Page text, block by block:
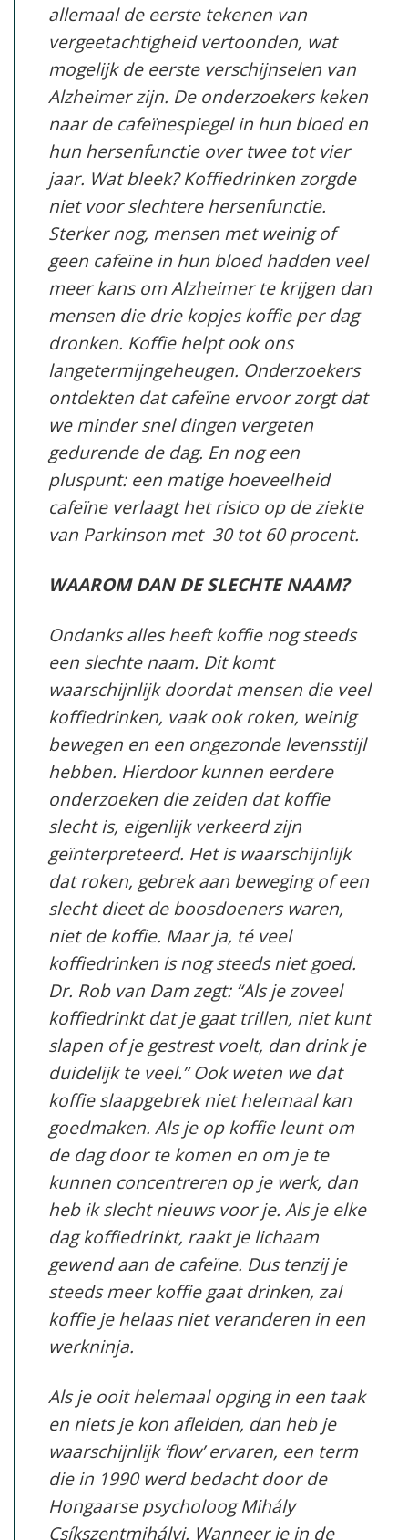
allemaal de eerste tekenen van
vergeetachtigheid vertoonden, wat
mogelijk de eerste verschijnselen van
Alzheimer zijn. De onderzoekers keken
naar de cafeïnespiegel in hun bloed en
hun hersenfunctie over twee tot vier
jaar. Wat bleek? Koffiedrinken zorgde
niet voor slechtere hersenfunctie.
Sterker nog, mensen met weinig of
geen cafeïne in hun bloed hadden veel
meer kans om Alzheimer te krijgen dan
mensen die drie kopjes koffie per dag
dronken. Koffie helpt ook ons
langetermijngeheugen. Onderzoekers
ontdekten dat cafeïne ervoor zorgt dat
we minder snel dingen vergeten
gedurende de dag. En nog een
pluspunt: een matige hoeveelheid
cafeïne verlaagt het risico op de ziekte
van Parkinson met 30 tot 60 procent.
WAAROM DAN DE SLECHTE NAAM?
Ondanks alles heeft koffie nog steeds
een slechte naam. Dit komt
waarschijnlijk doordat mensen die veel
koffiedrinken, vaak ook roken, weinig
bewegen en een ongezonde levensstijl
hebben. Hierdoor kunnen eerdere
onderzoeken die zeiden dat koffie
slecht is, eigenlijk verkeerd zijn
geïnterpreteerd. Het is waarschijnlijk
dat roken, gebrek aan beweging of een
slecht dieet de boosdoeners waren,
niet de koffie. Maar ja, té veel
koffiedrinken is nog steeds niet goed.
Dr. Rob van Dam zegt: “Als je zoveel
koffiedrinkt dat je gaat trillen, niet kunt
slapen of je gestrest voelt, dan drink je
duidelijk te veel.” Ook weten we dat
koffie slaapgebrek niet helemaal kan
goedmaken. Als je op koffie leunt om
de dag door te komen en om je te
kunnen concentreren op je werk, dan
heb ik slecht nieuws voor je. Als je elke
dag koffiedrinkt, raakt je lichaam
gewend aan de cafeïne. Dus tenzij je
steeds meer koffie gaat drinken, zal
koffie je helaas niet veranderen in een
werkninja.
Als je ooit helemaal opging in een taak
en niets je kon afleiden, dan heb je
waarschijnlijk ‘flow’ ervaren, een term
die in 1990 werd bedacht door de
Hongaarse psycholoog Mihály
Csíkszentmihályi. Wanneer je in de